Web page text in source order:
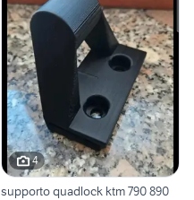
4
supporto quadlock ktm 790 890